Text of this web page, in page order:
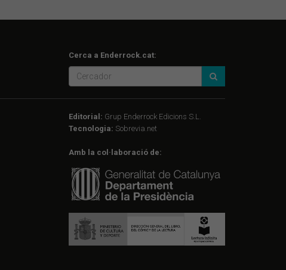
Cerca a Enderrock.cat:
Editorial: Grup Enderrock Edicions S.L.
Tecnologia: Sobrevia.net
Amb la col·laboració de: